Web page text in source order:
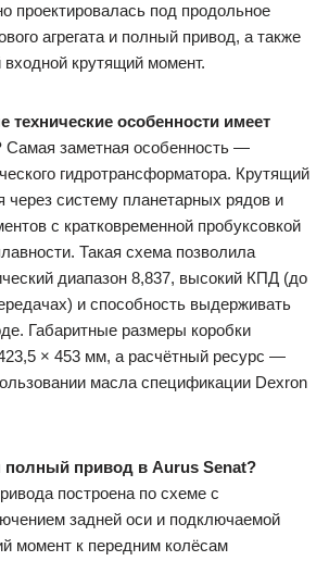
проектировалась под продольное
агрегата и полный привод, а также
крутящий момент.
технические особенности имеет
Самая заметная особенность —
гидротрансформатора. Крутящий
через систему планетарных рядов и
с кратковременной пробуксовкой
Такая схема позволила
диапазон 8,837, высокий КПД (до
и способность выдерживать
Габаритные размеры коробки
× 453 мм, а расчётный ресурс —
масла спецификации Dexron
полный привод в Aurus Senat?
построена по схеме с
задней оси и подключаемой
момент к передним колёсам